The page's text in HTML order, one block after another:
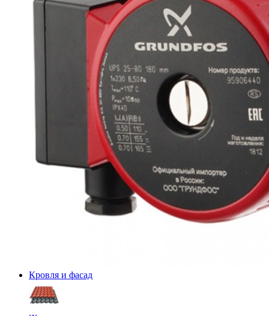
Кровля и фасад